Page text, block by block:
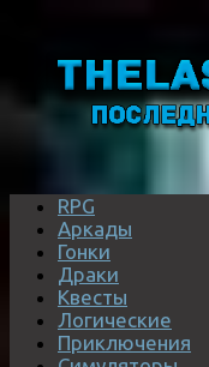
RPG
Аркады
Гонки
Драки
Квесты
Логические
Приключения